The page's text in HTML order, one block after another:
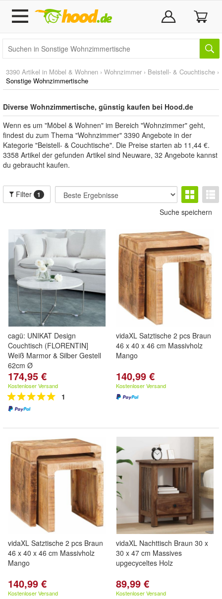
3390 Artikel in Möbel & Wohnen › Wohnzimmer › Beistell- & Couchtische ›
Sonstige Wohnzimmertische
Diverse Wohnzimmertische, günstig kaufen bei Hood.de
Wenn es um "Möbel & Wohnen" im Bereich "Wohnzimmer" geht,
findest du zum Thema "Wohnzimmer" 3390 Angebote in der
Kategorie "Beistell- & Couchtische". Die Preise starten ab 11,44 €.
3358 Artikel der gefunden Artikel sind Neuware, 32 Angebote kannst
du gebraucht kaufen.
Filter 1
Suche speichern
cagü: UNIKAT Design
Couchtisch (FLORENTIN]
Weiß Marmor & Silber Gestell
62cm Ø
174,95 €
Kostenloser Versand
1
vidaXL Satztische 2 pcs Braun
46 x 40 x 46 cm Massivholz
Mango
140,99 €
Kostenloser Versand
vidaXL Satztische 2 pcs Braun
46 x 40 x 46 cm Massivholz
Mango
140,99 €
Kostenloser Versand
vidaXL Nachttisch Braun 30 x
30 x 47 cm Massives
upgecyceltes Holz
89,99 €
Kostenloser Versand